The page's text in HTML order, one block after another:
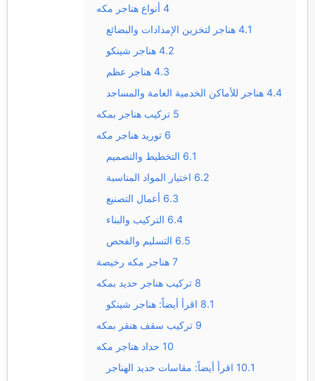
4 أنواع هناجر مكه
4.1 هناجر لتخزين الإمدادات والبضائع
4.2 هناجر شينكو
4.3 هناجر عظم
4.4 هناجر للأماكن الخدمية العامة والمساجد
5 تركيب هناجر بمكه
6 توريد هناجر مكه
6.1 التخطيط والتصميم
6.2 اختيار المواد المناسبة
6.3 أعمال التصنيع
6.4 التركيب والبناء
6.5 التسليم والفحص
7 هناجر مكه رخيصة
8 تركيب هناجر حديد بمكه
8.1 اقرأ أيضاً: هناجر شينكو
9 تركيب سقف هنقر بمكه
10 حداد هناجر مكه
10.1 اقرأ أيضاً: مقاسات حديد الهناجر